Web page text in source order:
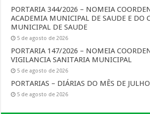
PORTARIA 344/2026 – NOMEIA
ACADEMIA MUNICIPAL DE SAUDE E DO
MUNICIPAL DE SAUDE
5 de agosto de 2026
PORTARIA 147/2026 – NOMEIA
VIGILANCIA SANITARIA MUNICIPAL
5 de agosto de 2026
PORTARIAS – DIÁRIAS DO MÊS DE
5 de agosto de 2026